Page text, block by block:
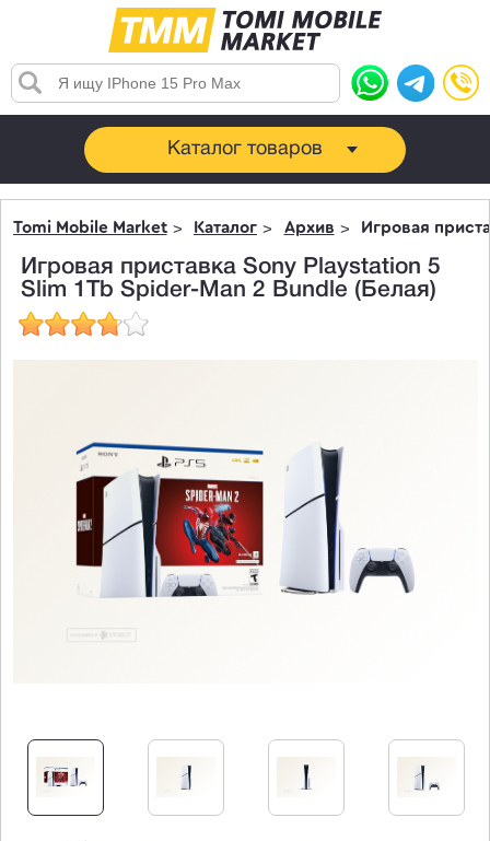
Каталог товаров
Tomi Mobile Market Каталог Архив Игровая
Игровая приставка Sony Playstation 5
Slim 1Tb Spider-Man 2 Bundle (Белая)